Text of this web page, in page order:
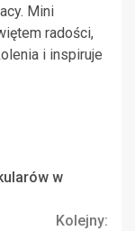
Mini
radości,
i inspiruje
w
Kolejny: